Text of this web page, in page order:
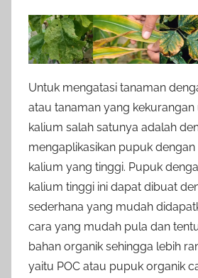
Untuk mengatasi tanaman
atau tanaman yang kekurangan
kalium salah satunya adalah
mengaplikasikan pupuk
kalium yang tinggi. Pupuk
kalium tinggi ini dapat dibuat
sederhana yang mudah
cara yang mudah pula dan
bahan organik sehingga lebih
yaitu POC atau pupuk organik